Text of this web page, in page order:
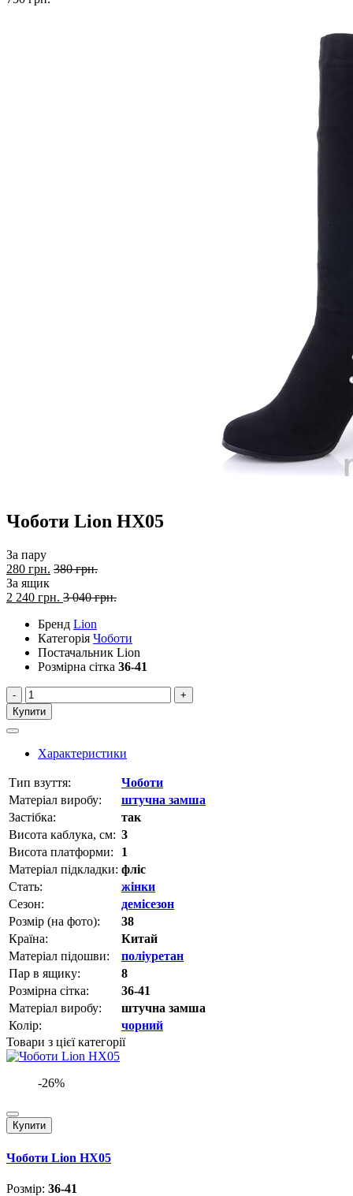
Чоботи Lion HX05
За пару
280 грн. 380 грн.
За ящик
2 240 грн. 3 040 грн.
Бренд Lion
Категорія Чоботи
Постачальник Lion
Розмірна сітка 36-41
-
+
Купити
Характеристики
Тип взуття:
Чоботи
Матеріал виробу:
штучна замша
Застібка:
так
Висота каблука, см: 3
Висота платформи:
1
Матеріал підкладки: фліс
Стать:
жінки
Сезон:
демісезон
Розмір (на фото):
38
Країна:
Китай
Матеріал підошви:
поліуретан
Пар в ящику:
8
Розмірна сітка:
36-41
Матеріал виробу:
штучна замша
Колір:
чорний
Товари з цієї категорії
-26%
Купити
Чоботи Lion HX05
Розмiр: 36-41